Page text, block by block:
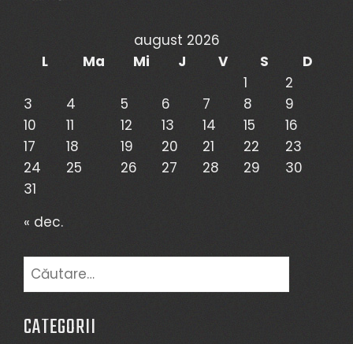
august 2026
L
Ma Mi J V S
D
1
2
3
4 5 6 7 8
9
10
11 12 13 14 15
16
17
18 19 20 21 22
23
24
25 26 27 28 29
30
31
« dec.
Caută
după:
CATEGORII